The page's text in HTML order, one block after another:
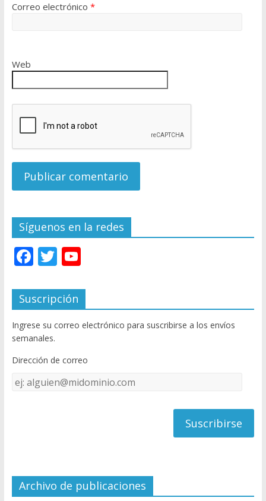
Correo electrónico *
Web
Síguenos en la redes
F
e
b
o
o
k
T
itt
er
Y
u
T
u
e
C
el
Suscripción
Ingrese su correo electrónico para suscribirse a los envíos
semanales.
Dirección de correo
Dirección
de
Archivo de publicaciones